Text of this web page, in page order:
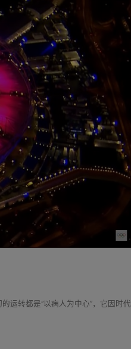
运转都是“以病人为中心”，它因时代